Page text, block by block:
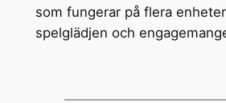
som fungerar på flera
spelglädjen och